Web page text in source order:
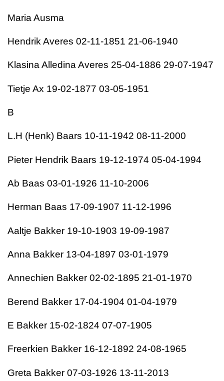
Maria Ausma
Hendrik Averes 02-11-1851 21-06-1940
Klasina Alledina Averes 25-04-1886 29-07-1947
Tietje Ax 19-02-1877 03-05-1951
B
L.H (Henk) Baars 10-11-1942 08-11-2000
Pieter Hendrik Baars 19-12-1974 05-04-1994
Ab Baas 03-01-1926 11-10-2006
Herman Baas 17-09-1907 11-12-1996
Aaltje Bakker 19-10-1903 19-09-1987
Anna Bakker 13-04-1897 03-01-1979
Annechien Bakker 02-02-1895 21-01-1970
Berend Bakker 17-04-1904 01-04-1979
E Bakker 15-02-1824 07-07-1905
Freerkien Bakker 16-12-1892 24-08-1965
Greta Bakker 07-03-1926 13-11-2013